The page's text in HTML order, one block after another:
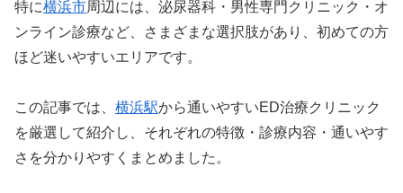
特に横浜市周辺には、泌尿器科・男性専門クリニック・オ
ンライン診療など、さまざまな選択肢があり、初めての方
ほど迷いやすいエリアです。
この記事では、 横浜駅から通いやすいED治療クリニック
を厳選して紹介し、それぞれの特徴・診療内容・通いやす
さを分かりやすくまとめました。